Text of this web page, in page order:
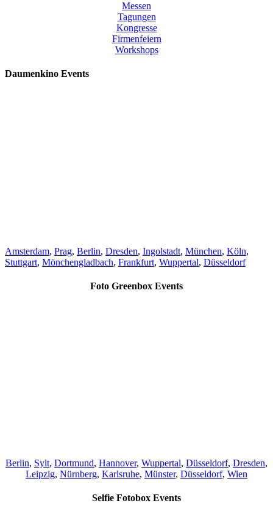
Messen
Tagungen
Kongresse
Firmenfeiern
Workshops
Daumenkino Events
Amsterdam, Prag, Berlin, Dresden, Ingolstadt, München, Köln,
Stuttgart, Mönchengladbach, Frankfurt, Wuppertal, Düsseldorf
Foto Greenbox Events
Berlin, Sylt, Dortmund, Hannover, Wuppertal, Düsseldorf, Dresden,
Leipzig, Nürnberg, Karlsruhe, Münster, Düsseldorf, Wien
Selfie Fotobox Events